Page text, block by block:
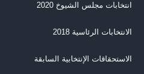
انتخابات مجلس الشيوخ 2020
الانتخابات الرئاسية 2018
الاستحقاقات الإنتخابية السابقة